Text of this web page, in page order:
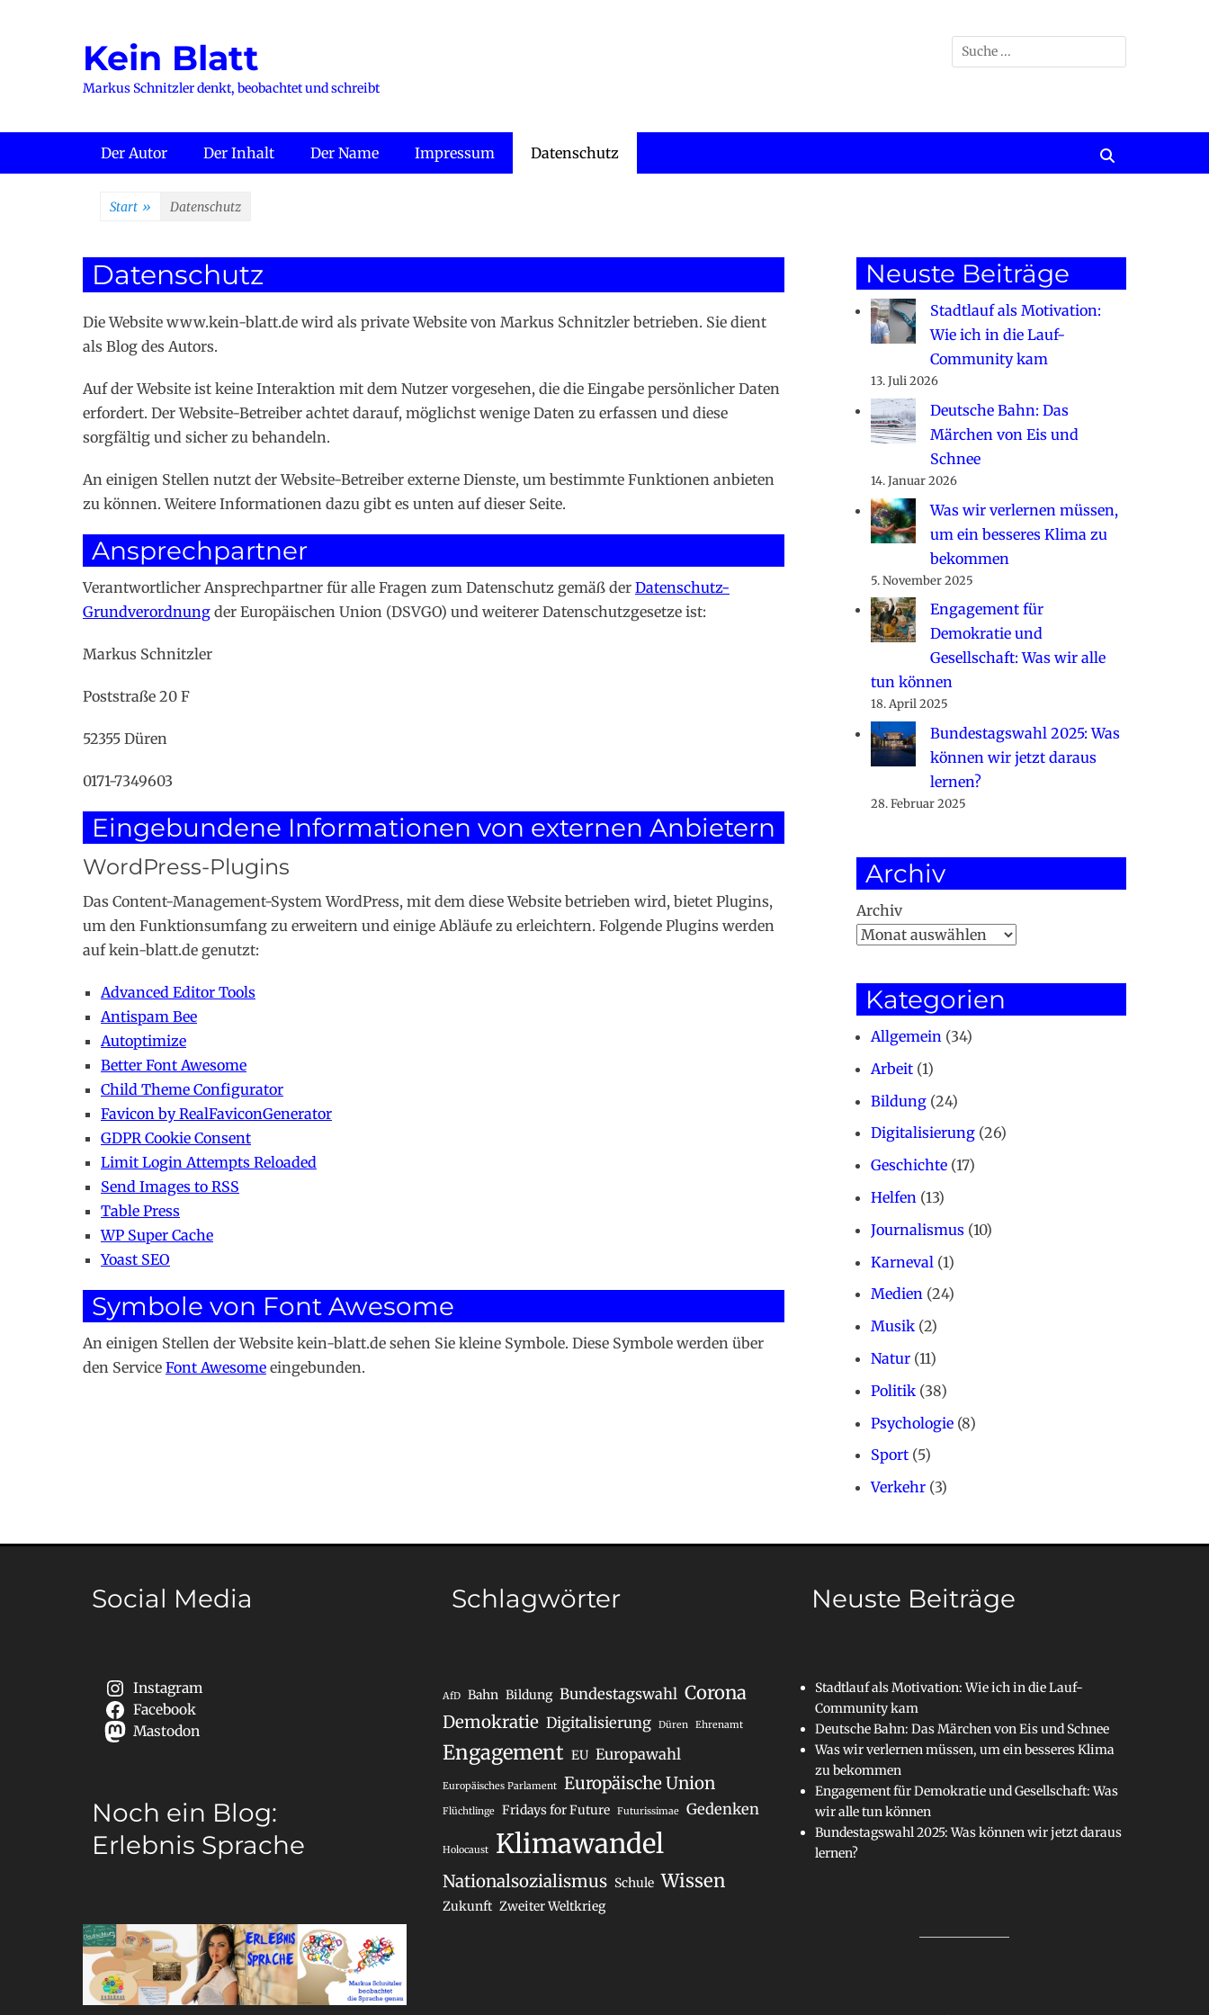
Kein Blatt
Markus Schnitzler denkt, beobachtet und schreibt
Suchen
nach:
Primäres Menü
Der Autor Der Inhalt Der Name Impressum Datenschutz
Start » Datenschutz
Datenschutz
Die Website www.kein-blatt.de wird als private Website von Markus Schnitzler betrieben. Sie dient
als Blog des Autors.
Auf der Website ist keine Interaktion mit dem Nutzer vorgesehen, die die Eingabe persönlicher Daten
erfordert. Der Website-Betreiber achtet darauf, möglichst wenige Daten zu erfassen und diese
sorgfältig und sicher zu behandeln.
An einigen Stellen nutzt der Website-Betreiber externe Dienste, um bestimmte Funktionen anbieten
zu können. Weitere Informationen dazu gibt es unten auf dieser Seite.
Ansprechpartner
Verantwortlicher Ansprechpartner für alle Fragen zum Datenschutz gemäß der Datenschutz-
Grundverordnung der Europäischen Union (DSVGO) und weiterer Datenschutzgesetze ist:
Markus Schnitzler
Poststraße 20 F
52355 Düren
0171-7349603
Eingebundene Informationen von externen Anbietern
WordPress-Plugins
Das Content-Management-System WordPress, mit dem diese Website betrieben wird, bietet Plugins,
um den Funktionsumfang zu erweitern und einige Abläufe zu erleichtern. Folgende Plugins werden
auf kein-blatt.de genutzt:
Advanced Editor Tools
Antispam Bee
Autoptimize
Better Font Awesome
Child Theme Configurator
Favicon by RealFaviconGenerator
GDPR Cookie Consent
Limit Login Attempts Reloaded
Send Images to RSS
Table Press
WP Super Cache
Yoast SEO
Symbole von Font Awesome
An einigen Stellen der Website kein-blatt.de sehen Sie kleine Symbole. Diese Symbole werden über
den Service Font Awesome eingebunden.
Neuste Beiträge
Stadtlauf als Motivation:
Wie ich in die Lauf-
Community kam
13. Juli 2026
Deutsche Bahn: Das
Märchen von Eis und
Schnee
14. Januar 2026
Was wir verlernen müssen,
um ein besseres Klima zu
bekommen
5. November 2025
Engagement für
Demokratie und
Gesellschaft: Was wir alle
tun können
18. April 2025
Bundestagswahl 2025: Was
können wir jetzt daraus
lernen?
28. Februar 2025
Archiv
Archiv
Kategorien
Allgemein (34)
Arbeit (1)
Bildung (24)
Digitalisierung (26)
Geschichte (17)
Helfen (13)
Journalismus (10)
Karneval (1)
Medien (24)
Musik (2)
Natur (11)
Politik (38)
Psychologie (8)
Sport (5)
Verkehr (3)
Social Media
Instagram
Facebook
Mastodon
Noch ein Blog:
Erlebnis Sprache
Schlagwörter
AfD Bahn Bildung Bundestagswahl Corona
Demokratie Digitalisierung Düren Ehrenamt
Engagement EU Europawahl
Europäisches Parlament Europäische Union
Flüchtlinge Fridays for Future Futurissimae Gedenken
Holocaust Klimawandel
Nationalsozialismus Schule Wissen
Zukunft Zweiter Weltkrieg
Neuste Beiträge
Stadtlauf als Motivation: Wie ich in die Lauf-
Community kam
Deutsche Bahn: Das Märchen von Eis und Schnee
Was wir verlernen müssen, um ein besseres Klima
zu bekommen
Engagement für Demokratie und Gesellschaft: Was
wir alle tun können
Bundestagswahl 2025: Was können wir jetzt daraus
lernen?